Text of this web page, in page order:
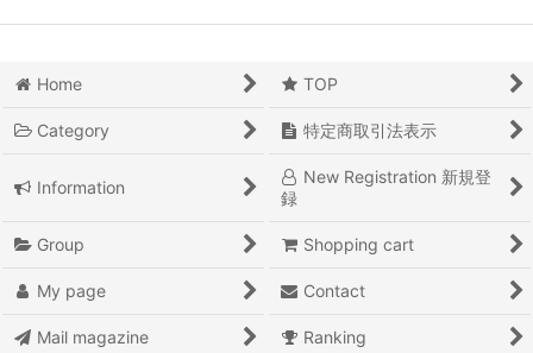
Home TOP
Category 特定商取引法表示
Information
New Registration 新規登
録
Group Shopping cart
My page Contact
Mail magazine Ranking